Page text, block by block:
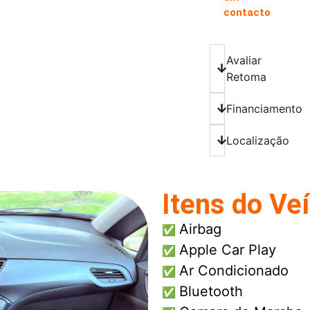
contacto
Avaliar
Retoma
Financiamento
Localização
Itens do
✅ Airbag
✅ Apple Car Play
✅ Ar Condicionado
✅ Bluetooth